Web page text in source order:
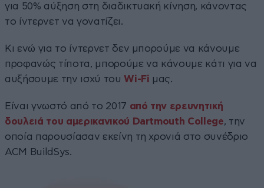
για 50% αύξηση στη διαδικτυακή κίνηση, κάνοντας
το ίντερνετ να γονατίζει.
Κι ενώ για το ίντερνετ δεν μπορούμε να κάνουμε
προφανώς τίποτα, μπορούμε να κάνουμε κάτι για να
αυξήσουμε την ισχύ τουWi-Fi μας.
Είναι γνωστό από το 2017 από την ερευνητική
δουλειά του αμερικανικού Dartmouth College, την
οποία παρουσίασαν εκείνη τη χρονιά στο συνέδριο
ACM BuildSys.